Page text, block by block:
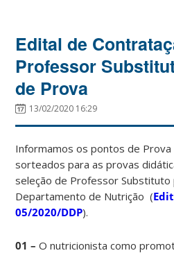
Edital de
Professor
de Prova
13/02/2020 16:29
Informamos os pontos de Prova
sorteados para as provas
seleção de Professor Substituto
Departamento de Nutrição (
05/2020/DDP).
01 –O nutricionista como